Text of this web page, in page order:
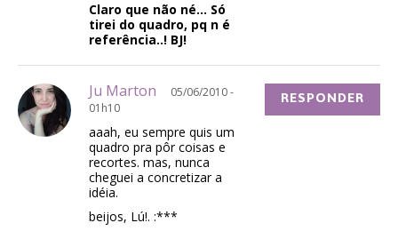
Claro que não né… Só
tirei do quadro, pq n é
referência..! BJ!
Ju Marton
05/06/2010 -
01h10
aaah, eu sempre quis um
quadro pra pôr coisas e
recortes. mas, nunca
cheguei a concretizar a
idéia.
beijos, Lú!. :***
RESPONDER